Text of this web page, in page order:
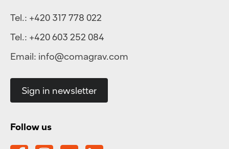
Tel.: +420 317 778 022
Tel.: +420 603 252 084
Email: info@comagrav.com
Sign in newsletter
Follow us